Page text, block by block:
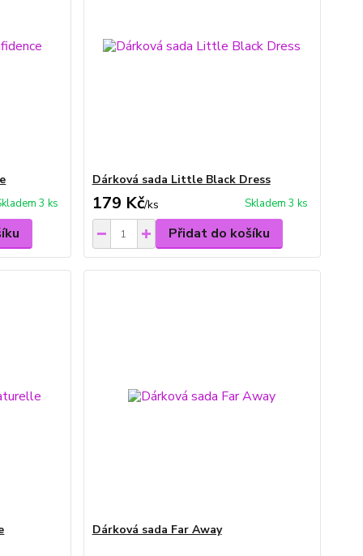
3 ks
Dárková sada Little Black Dress
179 Kč/ks Skladem 3 ks
Přidat do košíku
Dárková sada Far Away